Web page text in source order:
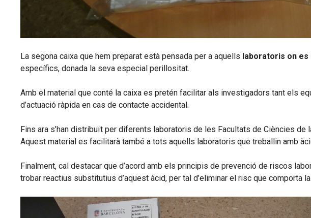
La segona caixa que hem preparat està pensada per a aquells laboratoris on es
específics, donada la seva especial perillositat.
Amb el material que conté la caixa es pretén facilitar als investigadors tant els
d’actuació ràpida en cas de contacte accidental.
Fins ara s’han distribuït per diferents laboratoris de les Facultats de Ciències
Aquest material es facilitarà també a tots aquells laboratoris que treballin amb
Finalment, cal destacar que d’acord amb els principis de prevenció de riscos
trobar reactius substitutius d’aquest àcid, per tal d’eliminar el risc que comporta